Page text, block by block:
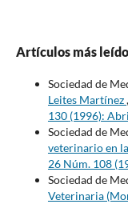
Artículos más
Sociedad de
Leites Martínez,
130 (1996):
Sociedad de
veterinario en
26 Núm. 108
Sociedad de
Veterinaria